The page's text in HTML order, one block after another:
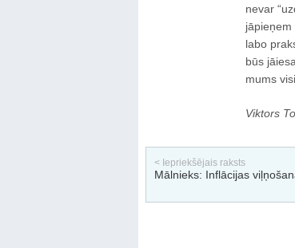
nevar
labo
būs
mums
Viktors
< Iepriekšējais raksts
Mālnieks: Inflācijas